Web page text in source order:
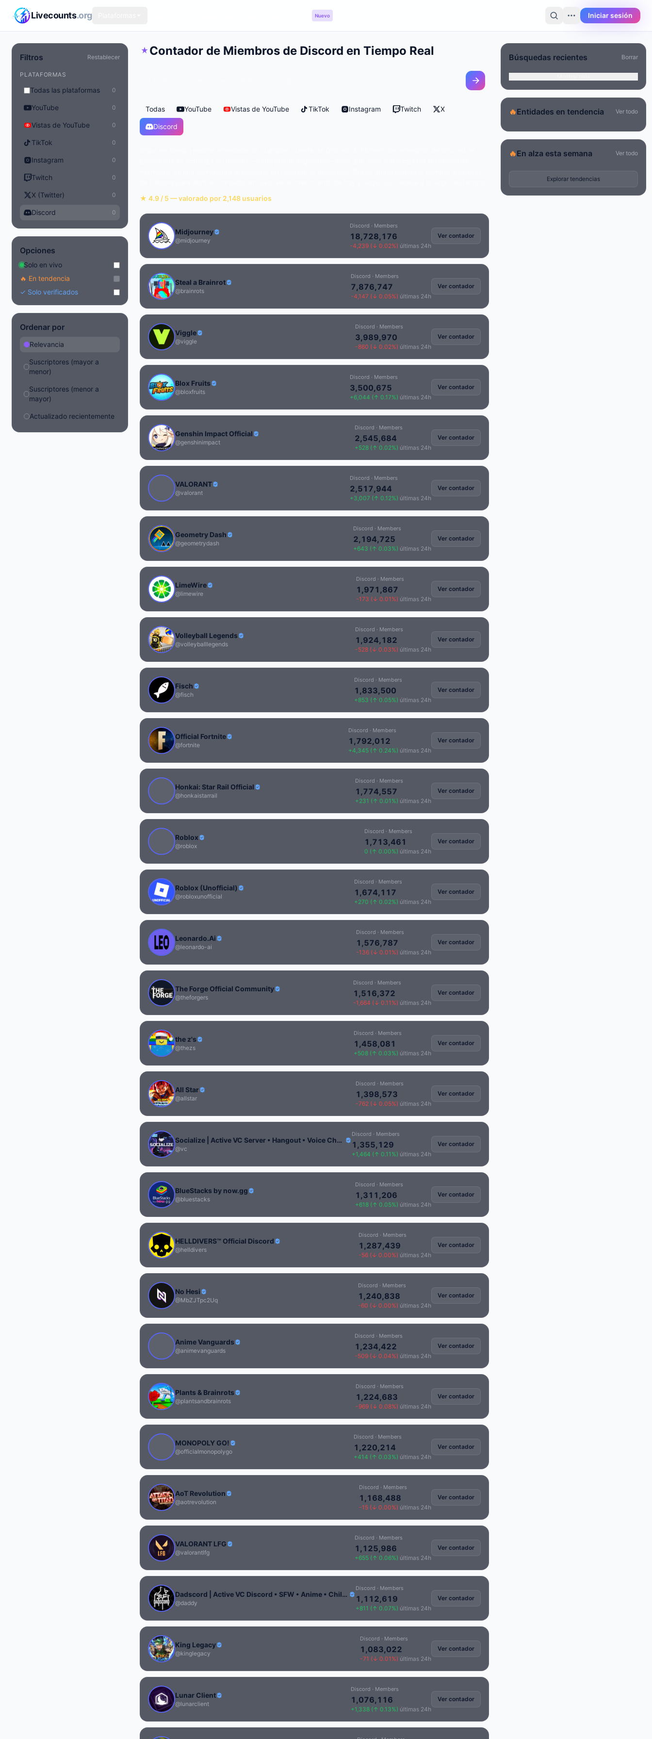
Saltar al contenido principal
Livecounts.org Nuevo Iniciar sesión
Filtros Restablecer
PLATAFORMAS
Todas las plataformas 0
YouTube 0
Vistas de YouTube 0
TikTok 0
Instagram 0
Twitch 0
X (Twitter) 0
Discord 0
Opciones
Solo en vivo
🔥 En tendencia
✓ Solo verificados
Ordenar por
Relevancia
Suscriptores (mayor a
menor)
Suscriptores (menor a
mayor)
Actualizado recientemente
Contador de Miembros de Discord en Tiempo Real
Todas YouTube Vistas de YouTube TikTok Instagram Twitch X
Discord
★ 4.9 / 5 — valorado por 2,148 usuarios
Midjourney
@midjourney
Discord · Members
18,728,176
-4,239 (↓ 0.02%) últimas 24h
Ver contador
Steal a Brainrot
@brainrots
Discord · Members
7,876,747
-4,147 (↓ 0.05%) últimas 24h
Ver contador
Viggle
@viggle
Discord · Members
3,989,970
-860 (↓ 0.02%) últimas 24h
Ver contador
Blox Fruits
@bloxfruits
Discord · Members
3,500,675
+6,044 (↑ 0.17%) últimas 24h
Ver contador
Genshin Impact Official
@genshinimpact
Discord · Members
2,545,684
+528 (↑ 0.02%) últimas 24h
Ver contador
VALORANT
@valorant
Discord · Members
2,517,944
+3,007 (↑ 0.12%) últimas 24h
Ver contador
Geometry Dash
@geometrydash
Discord · Members
2,194,725
+643 (↑ 0.03%) últimas 24h
Ver contador
LimeWire
@limewire
Discord · Members
1,971,867
-173 (↓ 0.01%) últimas 24h
Ver contador
Volleyball Legends
@volleyballlegends
Discord · Members
1,924,182
-528 (↓ 0.03%) últimas 24h
Ver contador
Fisch
@fisch
Discord · Members
1,833,500
+853 (↑ 0.05%) últimas 24h
Ver contador
Official Fortnite
@fortnite
Discord · Members
1,792,012
+4,345 (↑ 0.24%) últimas 24h
Ver contador
Honkai: Star Rail Official
@honkaistarrail
Discord · Members
1,774,557
+231 (↑ 0.01%) últimas 24h
Ver contador
Roblox
@roblox
Discord · Members
1,713,461
0 (↑ 0.00%) últimas 24h
Ver contador
Roblox (Unofficial)
@robloxunofficial
Discord · Members
1,674,117
+270 (↑ 0.02%) últimas 24h
Ver contador
Leonardo.Ai
@leonardo-ai
Discord · Members
1,576,787
-136 (↓ 0.01%) últimas 24h
Ver contador
The Forge Official Community
@theforgers
Discord · Members
1,516,372
-1,664 (↓ 0.11%) últimas 24h
Ver contador
the z's
@thezs
Discord · Members
1,458,081
+508 (↑ 0.03%) últimas 24h
Ver contador
All Star
@allstar
Discord · Members
1,398,573
-762 (↓ 0.05%) últimas 24h
Ver contador
Socialize | Active VC Server • Hangout • Voice Chat • Call • Social • Chill • Anime • Memes • Emojis
@vc
Discord · Members
1,355,129
+1,464 (↑ 0.11%) últimas 24h
Ver contador
BlueStacks by now.gg
@bluestacks
Discord · Members
1,311,206
+618 (↑ 0.05%) últimas 24h
Ver contador
HELLDIVERS™ Official Discord
@helldivers
Discord · Members
1,287,439
-56 (↓ 0.00%) últimas 24h
Ver contador
No Hesi
@MbZJTpc2Uq
Discord · Members
1,240,838
-60 (↓ 0.00%) últimas 24h
Ver contador
Anime Vanguards
@animevanguards
Discord · Members
1,234,422
-509 (↓ 0.04%) últimas 24h
Ver contador
Plants & Brainrots
@plantsandbrainrots
Discord · Members
1,224,683
-969 (↓ 0.08%) últimas 24h
Ver contador
MONOPOLY GO!
@officialmonopolygo
Discord · Members
1,220,214
+414 (↑ 0.03%) últimas 24h
Ver contador
AoT Revolution
@aotrevolution
Discord · Members
1,168,488
-15 (↓ 0.00%) últimas 24h
Ver contador
VALORANT LFG
@valorantlfg
Discord · Members
1,125,986
+655 (↑ 0.06%) últimas 24h
Ver contador
Dadscord | Active VC Discord • SFW • Anime • Chill • Social • Emojis • VC • egirl • 100+ GUILD TAG
@daddy
Discord · Members
1,112,619
+811 (↑ 0.07%) últimas 24h
Ver contador
King Legacy
@kinglegacy
Discord · Members
1,083,022
-71 (↓ 0.01%) últimas 24h
Ver contador
Lunar Client
@lunarclient
Discord · Members
1,076,116
+1,338 (↑ 0.13%) últimas 24h
Ver contador
Búsquedas recientes Borrar
🔥Entidades en tendencia Ver todo
🔥En alza esta semana Ver todo
Explorar tendencias